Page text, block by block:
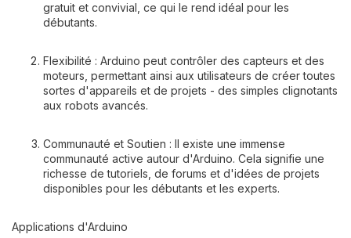
gratuit et convivial, ce qui le rend idéal pour les
débutants.
Flexibilité : Arduino peut contrôler des capteurs et des
moteurs, permettant ainsi aux utilisateurs de créer toutes
sortes d'appareils et de projets - des simples clignotants
aux robots avancés.
Communauté et Soutien : Il existe une immense
communauté active autour d'Arduino. Cela signifie une
richesse de tutoriels, de forums et d'idées de projets
disponibles pour les débutants et les experts.
Applications d'Arduino